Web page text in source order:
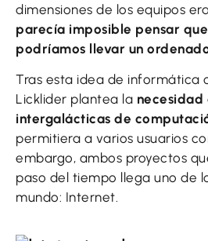
dimensiones de los equipos
parecía imposible pensar
podríamos llevar un
Tras esta idea de informática
Licklider plantea la necesidad
intergalácticas de
permitiera a varios usuarios
embargo, ambos proyectos
paso del tiempo llega uno de
mundo: Internet.